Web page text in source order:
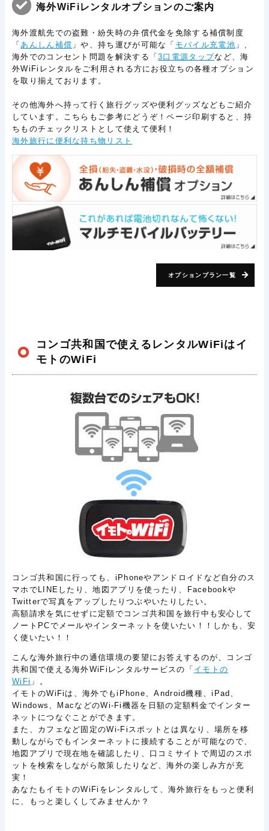
海外WiFiレンタルオプションのご案内
海外渡航先での盗難・紛失時の弁償代金を免除する補償制度
「あんしん補償 」や、持ち運びが可能な「 モバイル充電池 」、
海外でのコンセント問題を解決する「3口電源タップなど、海
外WiFiレンタルをご利用される方にお役立ちの各種オプション
を取り揃えております。
その他海外へ持って行く旅行グッズや便利グッズなどもご紹介
しています。こちらもご参考にどうぞ！ページ印刷すると、持
ちものチェックリストとして使えて便利！
海外旅行に便利な持ち物リスト
オプションプラン一覧
コンゴ共和国で使えるレンタルWiFiはイ
モトのWiFi
コンゴ共和国に行っても、iPhoneやアンドロイドなど自分のス
マホでLINEしたり、地図アプリを使ったり、Facebookや
Twitterで写真をアップしたりつぶやいたりしたい。
高額請求を気にせずに定額でコンゴ共和国を旅行中も安心して
ノートPCでメールやインターネットを使いたい！！しかも、安
く使いたい！！
こんな海外旅行中の通信環境の要望にお答えするのが、コンゴ
共和国で使える海外WiFiレンタルサービスの「 イモトの
WiFi 」。
イモトのWiFiは、海外でもiPhone、Android機種、iPad、
Windows、MacなどのWi-Fi機器を日額の定額料金でインター
ネットにつなぐことができます。
また、カフェなど固定のWi-Fiスポットとは異なり、場所を移
動しながらでもインターネットに接続することが可能なので、
地図アプリで現在地を確認したり、口コミサイトで周辺のスポ
ットを検索をしながら散策したりなど、海外の楽しみ方が充
実！
あなたもイモトのWiFiをレンタルして、海外旅行をもっと便利
に、もっと楽しくしてみませんか？